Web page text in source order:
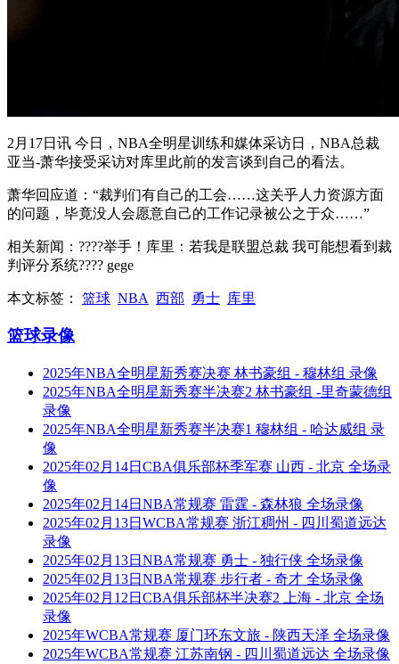
2月17日讯 今日，NBA全明星训练和媒体采访日，NBA总裁
亚当-萧华接受采访对库里此前的发言谈到自己的看法。
萧华回应道：“裁判们有自己的工会……这关乎人力资源方面
的问题，毕竟没人会愿意自己的工作记录被公之于众……”
相关新闻：????举手！库里：若我是联盟总裁 我可能想看到裁
判评分系统???? gege
本文标签： 篮球 NBA 西部 勇士 库里
篮球录像
2025年NBA全明星新秀赛决赛 林书豪组 - 穆林组 录像
2025年NBA全明星新秀赛半决赛2 林书豪组 -里奇蒙德组
录像
2025年NBA全明星新秀赛半决赛1 穆林组 - 哈达威组 录
像
2025年02月14日CBA俱乐部杯季军赛 山西 - 北京 全场录
像
2025年02月14日NBA常规赛 雷霆 - 森林狼 全场录像
2025年02月13日WCBA常规赛 浙江稠州 - 四川蜀道远达
录像
2025年02月13日NBA常规赛 勇士 - 独行侠 全场录像
2025年02月13日NBA常规赛 步行者 - 奇才 全场录像
2025年02月12日CBA俱乐部杯半决赛2 上海 - 北京 全场
录像
2025年WCBA常规赛 厦门环东文旅 - 陕西天泽 全场录像
2025年WCBA常规赛 江苏南钢 - 四川蜀道远达 全场录像